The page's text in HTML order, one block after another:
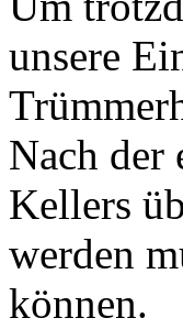
unsere
Nach der
Kellers
werden
können.